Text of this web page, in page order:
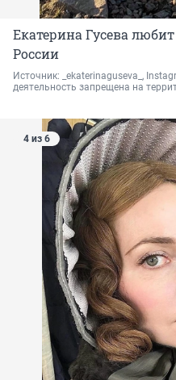
Екатерина Гусева
России
Источник: _ekaterinaguseva_,
деятельность запрещена на
4 из 6